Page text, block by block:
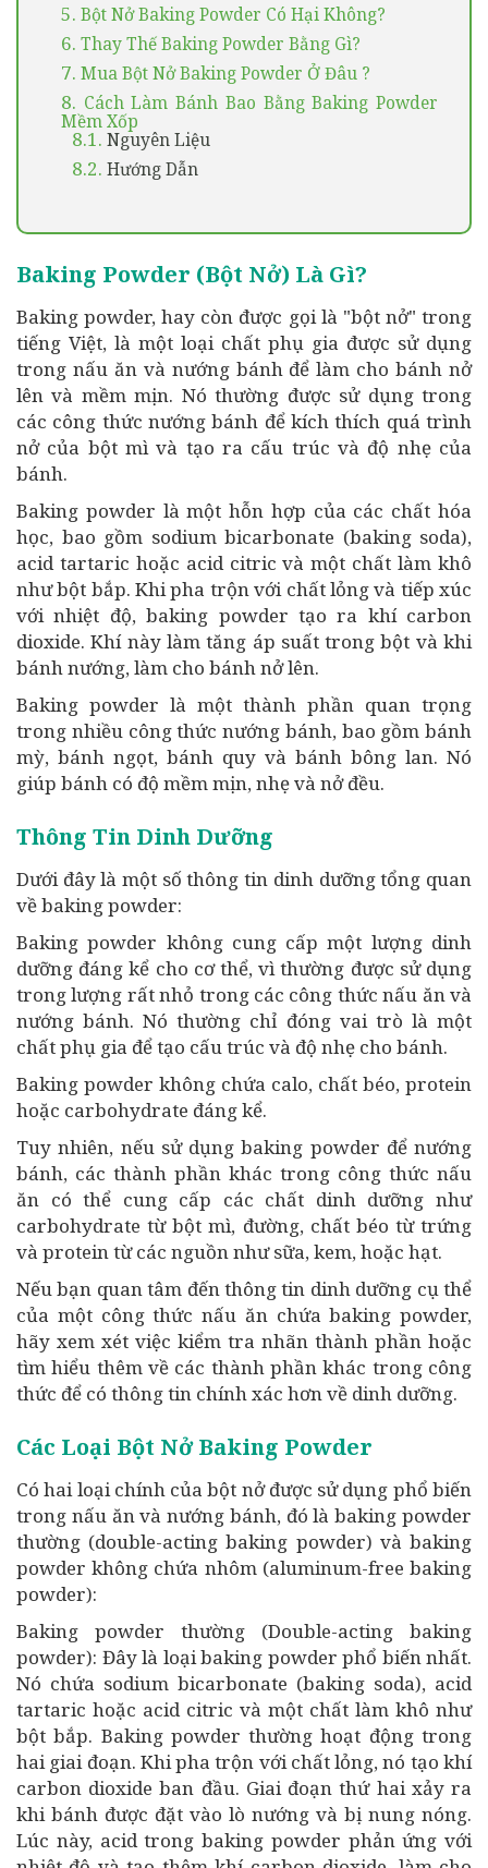
5. Bột Nở Baking Powder Có Hại Không?
6. Thay Thế Baking Powder Bằng Gì?
7. Mua Bột Nở Baking Powder Ở Đâu ?
8. Cách Làm Bánh Bao Bằng Baking Powder
Mềm Xốp
8.1. Nguyên Liệu
8.2. Hướng Dẫn
Baking Powder (bột Nở) Là Gì?
Baking powder, hay còn được gọi là "bột nở" trong
tiếng Việt, là một loại chất phụ gia được sử dụng
trong nấu ăn và nướng bánh để làm cho bánh nở
lên và mềm mịn. Nó thường được sử dụng trong
các công thức nướng bánh để kích thích quá trình
nở của bột mì và tạo ra cấu trúc và độ nhẹ của
bánh.
Baking powder là một hỗn hợp của các chất hóa
học, bao gồm sodium bicarbonate (baking soda),
acid tartaric hoặc acid citric và một chất làm khô
như bột bắp. Khi pha trộn với chất lỏng và tiếp xúc
với nhiệt độ, baking powder tạo ra khí carbon
dioxide. Khí này làm tăng áp suất trong bột và khi
bánh nướng, làm cho bánh nở lên.
Baking powder là một thành phần quan trọng
trong nhiều công thức nướng bánh, bao gồm bánh
mỳ, bánh ngọt, bánh quy và bánh bông lan. Nó
giúp bánh có độ mềm mịn, nhẹ và nở đều.
Thông Tin Dinh Dưỡng
Dưới đây là một số thông tin dinh dưỡng tổng quan
về baking powder:
Baking powder không cung cấp một lượng dinh
dưỡng đáng kể cho cơ thể, vì thường được sử dụng
trong lượng rất nhỏ trong các công thức nấu ăn và
nướng bánh. Nó thường chỉ đóng vai trò là một
chất phụ gia để tạo cấu trúc và độ nhẹ cho bánh.
Baking powder không chứa calo, chất béo, protein
hoặc carbohydrate đáng kể.
Tuy nhiên, nếu sử dụng baking powder để nướng
bánh, các thành phần khác trong công thức nấu
ăn có thể cung cấp các chất dinh dưỡng như
carbohydrate từ bột mì, đường, chất béo từ trứng
và protein từ các nguồn như sữa, kem, hoặc hạt.
Nếu bạn quan tâm đến thông tin dinh dưỡng cụ thể
của một công thức nấu ăn chứa baking powder,
hãy xem xét việc kiểm tra nhãn thành phần hoặc
tìm hiểu thêm về các thành phần khác trong công
thức để có thông tin chính xác hơn về dinh dưỡng.
Các Loại Bột Nở Baking Powder
Có hai loại chính của bột nở được sử dụng phổ biến
trong nấu ăn và nướng bánh, đó là baking powder
thường (double-acting baking powder) và baking
powder không chứa nhôm (aluminum-free baking
powder):
Baking powder thường (Double-acting baking
powder): Đây là loại baking powder phổ biến nhất.
Nó chứa sodium bicarbonate (baking soda), acid
tartaric hoặc acid citric và một chất làm khô như
bột bắp. Baking powder thường hoạt động trong
hai giai đoạn. Khi pha trộn với chất lỏng, nó tạo khí
carbon dioxide ban đầu. Giai đoạn thứ hai xảy ra
khi bánh được đặt vào lò nướng và bị nung nóng.
Lúc này, acid trong baking powder phản ứng với